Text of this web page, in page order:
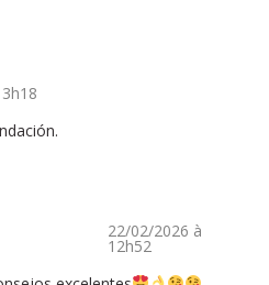
22/02/2026 à
12h52